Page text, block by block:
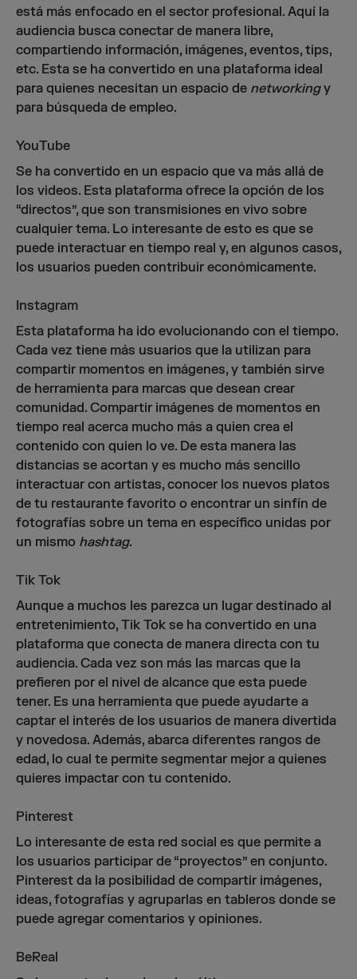
está más enfocado en el sector profesional. Aquí la
audiencia busca conectar de manera libre,
compartiendo información, imágenes, eventos, tips,
etc. Esta se ha convertido en una plataforma ideal
para quienes necesitan un espacio de networkingy
para búsqueda de empleo.
YouTube
Se ha convertido en un espacio que va más allá de
los videos. Esta plataforma ofrece la opción de los
“directos”, que son transmisiones en vivo sobre
cualquier tema. Lo interesante de esto es que se
puede interactuar en tiempo real y, en algunos casos,
los usuarios pueden contribuir económicamente.
Instagram
Esta plataforma ha ido evolucionando con el tiempo.
Cada vez tiene más usuarios que la utilizan para
compartir momentos en imágenes, y también sirve
de herramienta para marcas que desean crear
comunidad. Compartir imágenes de momentos en
tiempo real acerca mucho más a quien crea el
contenido con quien lo ve. De esta manera las
distancias se acortan y es mucho más sencillo
interactuar con artistas, conocer los nuevos platos
de tu restaurante favorito o encontrar un sinfín de
fotografías sobre un tema en específico unidas por
un mismo hashtag.
Tik Tok
Aunque a muchos les parezca un lugar destinado al
entretenimiento, Tik Tok se ha convertido en una
plataforma que conecta de manera directa con tu
audiencia. Cada vez son más las marcas que la
prefieren por el nivel de alcance que esta puede
tener. Es una herramienta que puede ayudarte a
captar el interés de los usuarios de manera divertida
y novedosa. Además, abarca diferentes rangos de
edad, lo cual te permite segmentar mejor a quienes
quieres impactar con tu contenido.
Pinterest
Lo interesante de esta red social es que permite a
los usuarios participar de “proyectos” en conjunto.
Pinterest da la posibilidad de compartir imágenes,
ideas, fotografías y agruparlas en tableros donde se
puede agregar comentarios y opiniones.
BeReal